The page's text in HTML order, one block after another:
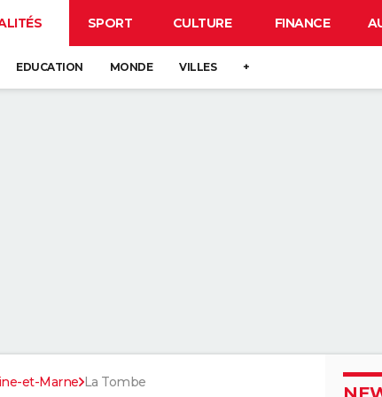
SPORT CULTURE FINANCE
EDUCATION MONDE VILLES +
et-Marne La Tombe